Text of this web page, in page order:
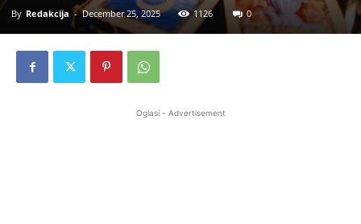
By Redakcija - December 25, 2025 1126 0
Oglasi - Advertisement